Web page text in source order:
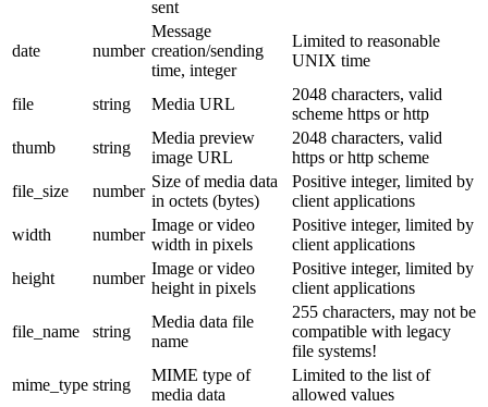
sent
date number
Message
creation/sending
time, integer
Limited to reasonable
UNIX time
file string Media URL
2048 characters, valid
scheme https or http
thumb
string
Media preview
image URL
2048 characters, valid
https or http scheme
file_size
number
Size of media data
in octets (bytes)
Positive integer, limited by
client applications
width
number
Image or video
width in pixels
Positive integer, limited by
client applications
height
number
Image or video
height in pixels
Positive integer, limited by
client applications
file_name string
Media data file
name
255 characters, may not be
compatible with legacy
file systems!
mime_type string
MIME type of
media data
Limited to the list of
allowed values